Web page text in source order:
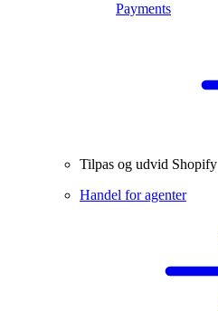
Payments
Tilpas og udvid Shopify
Handel for agenter